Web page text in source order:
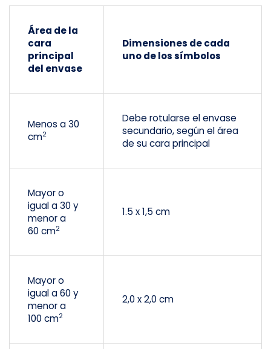
Área de la
cara
principal
del envase
Dimensiones de cada
uno de los símbolos
Menos a 30
cm2
Debe rotularse el envase
secundario, según el área
de su cara principal
Mayor o
igual a 30 y
menor a
60 cm2
1.5 x 1,5 cm
Mayor o
igual a 60 y
menor a
100 cm2
2,0 x 2,0 cm